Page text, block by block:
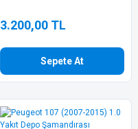
3.200,00 TL
Sepete At